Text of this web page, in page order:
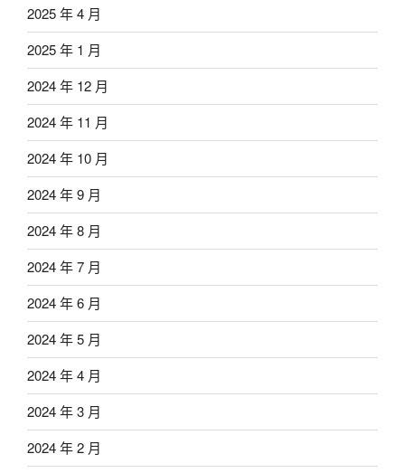
2025 年 4 月
2025 年 1 月
2024 年 12 月
2024 年 11 月
2024 年 10 月
2024 年 9 月
2024 年 8 月
2024 年 7 月
2024 年 6 月
2024 年 5 月
2024 年 4 月
2024 年 3 月
2024 年 2 月